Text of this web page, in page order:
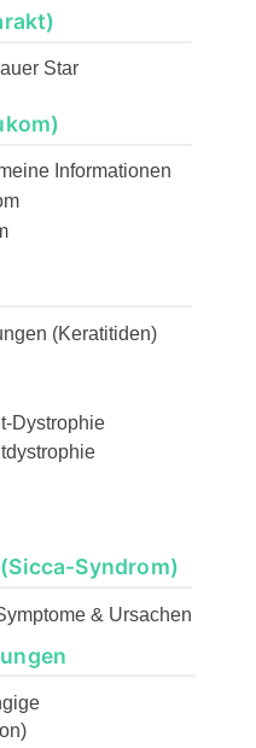
Star
Informationen
(Keratitiden)
Dystrophie
Syndrom)
& Ursachen